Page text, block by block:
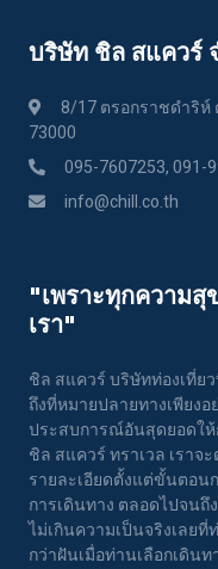
บริษัท ชิล สแควร์
8/17 ตรอกราชดำริห์
73000
095-7607253, 091-
info@chill.co.th
"เพราะทุกความสุ
เรา"
ชิล สแควร์ บริษัทท่องเที่ย
ถึงที่หมายปลายทางเพียงอ
ประสบการณ์อันสุดยอดให้
ชิล สแควร์ ทราเวล เราจ
รายละเอียดตั้งแต่ขั้นตอน
การเดินทาง ตลอดไปจน
ไม่เกินความเป็นจริงเลย
กว่าฝันเมื่อท่านเลือกเดิน